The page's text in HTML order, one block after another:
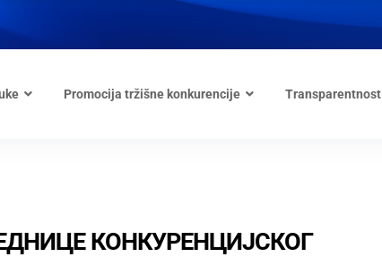
Promocija tržišne konkurencije Transparentnost
КОНКУРЕНЦИЈСКОГ